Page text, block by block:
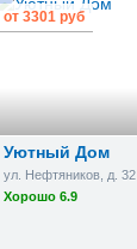
Уютный Дом
ул. Нефтяников, д. 32
Хорошо 6.9
от3301 руб